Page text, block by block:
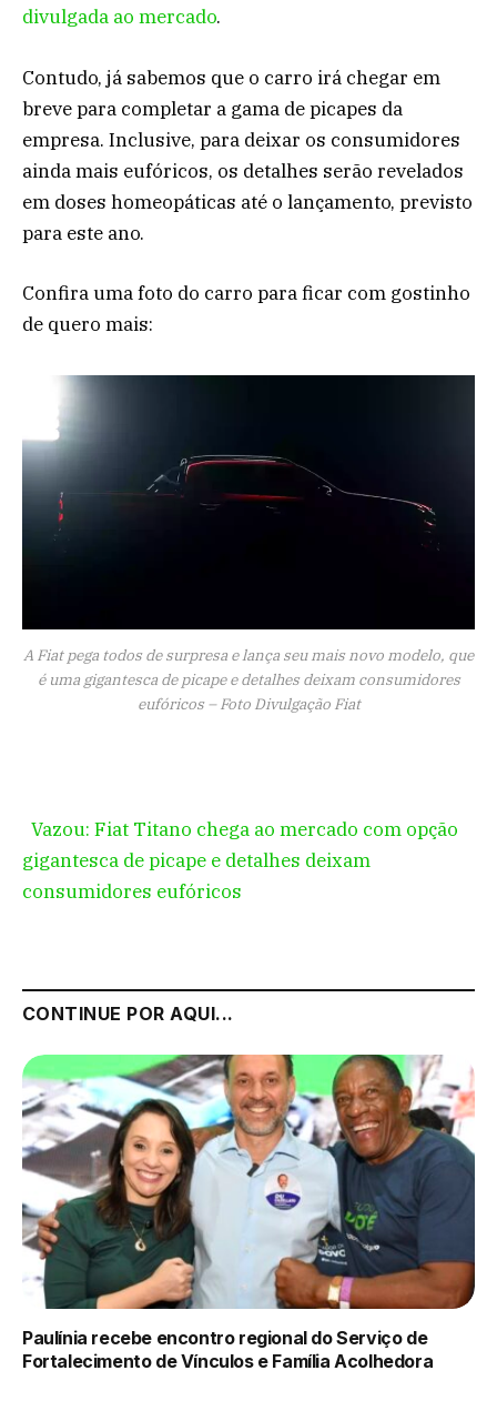
divulgada ao mercado.
Contudo, já sabemos que o carro irá chegar em
breve para completar a gama de picapes da
empresa. Inclusive, para deixar os consumidores
ainda mais eufóricos, os detalhes serão revelados
em doses homeopáticas até o lançamento, previsto
para este ano.
Confira uma foto do carro para ficar com gostinho
de quero mais:
A Fiat pega todos de surpresa e lança seu mais novo modelo, que
é uma gigantesca de picape e detalhes deixam consumidores
eufóricos – Foto Divulgação Fiat
Vazou: Fiat Titano chega ao mercado com opção
gigantesca de picape e detalhes deixam
consumidores eufóricos
CONTINUE POR AQUI...
Paulínia recebe encontro regional do Serviço de
Fortalecimento de Vínculos e Família Acolhedora